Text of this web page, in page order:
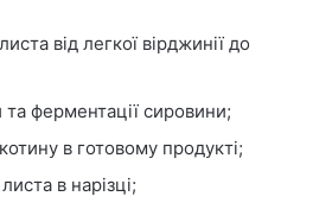
від легкої вірджинії до
та ферментації сировини;
в готовому продукті;
в нарізці;